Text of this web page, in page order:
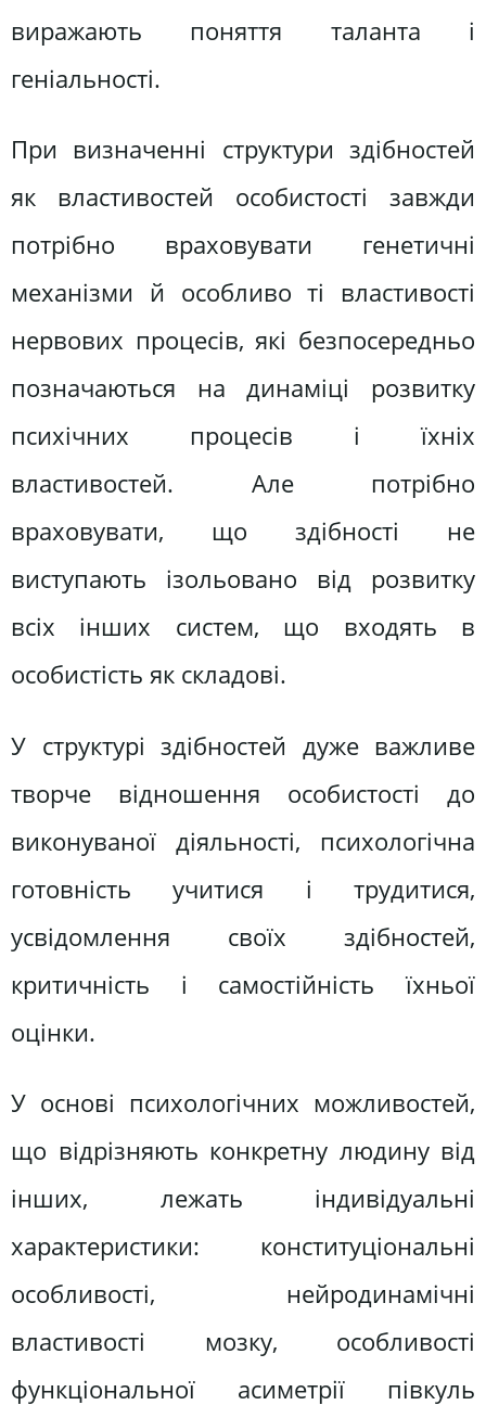
виражають поняття таланта і
геніальності.
При визначенні структури здібностей
як властивостей особистості завжди
потрібно враховувати генетичні
механізми й особливо ті властивості
нервових процесів, які безпосередньо
позначаються на динаміці розвитку
психічних процесів і їхніх
властивостей. Але потрібно
враховувати, що здібності не
виступають ізольовано від розвитку
всіх інших систем, що входять в
особистість як складові.
У структурі здібностей дуже важливе
творче відношення особистості до
виконуваної діяльності, психологічна
готовність учитися і трудитися,
усвідомлення своїх здібностей,
критичність і самостійність їхньої
оцінки.
У основі психологічних можливостей,
що відрізняють конкретну людину від
інших, лежать індивідуальні
характеристики: конституціональні
особливості, нейродинамічні
властивості мозку, особливості
функціональної асиметрії півкуль